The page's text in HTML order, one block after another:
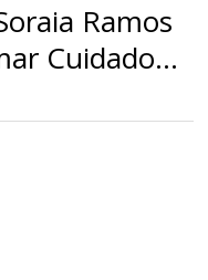
Ramos
Cuidado...